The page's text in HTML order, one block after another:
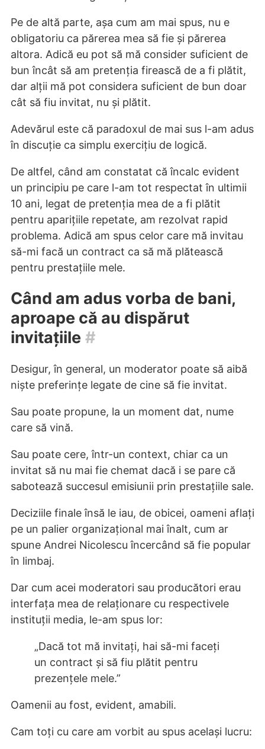
Pe de altă parte, așa cum am mai spus, nu e
obligatoriu ca părerea mea să fie și părerea
altora. Adică eu pot să mă consider suficient de
bun încât să am pretenția firească de a fi plătit,
dar alții mă pot considera suficient de bun doar
cât să fiu invitat, nu și plătit.
Adevărul este că paradoxul de mai sus l-am adus
în discuție ca simplu exercițiu de logică.
De altfel, când am constatat că încalc evident
un principiu pe care l-am tot respectat în ultimii
10 ani, legat de pretenția mea de a fi plătit
pentru aparițiile repetate, am rezolvat rapid
problema. Adică am spus celor care mă invitau
să-mi facă un contract ca să mă plătească
pentru prestațiile mele.
Când am adus vorba de bani,
aproape că au dispărut
invitațiile #
Desigur, în general, un moderator poate să aibă
niște preferințe legate de cine să fie invitat.
Sau poate propune, la un moment dat, nume
care să vină.
Sau poate cere, într-un context, chiar ca un
invitat să nu mai fie chemat dacă i se pare că
sabotează succesul emisiunii prin prestațiile sale.
Deciziile finale însă le iau, de obicei, oameni aflați
pe un palier organizațional mai înalt, cum ar
spune Andrei Nicolescu încercând să fie popular
în limbaj.
Dar cum acei moderatori sau producători erau
interfața mea de relaționare cu respectivele
instituții media, le-am spus lor:
„Dacă tot mă invitați, hai să-mi faceți
un contract și să fiu plătit pentru
prezențele mele.”
Oamenii au fost, evident, amabili.
Cam toți cu care am vorbit au spus același lucru: